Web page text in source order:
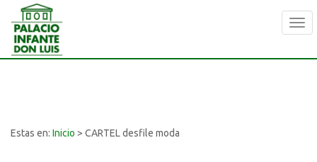
Estas en: Inicio > CARTEL desfile moda